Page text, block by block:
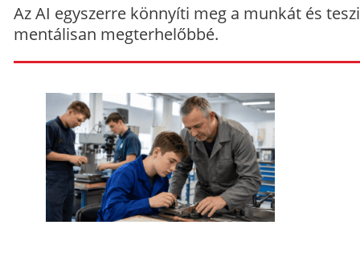
Az AI egyszerre könnyíti meg a munkát és
mentálisan megterhelőbbé.